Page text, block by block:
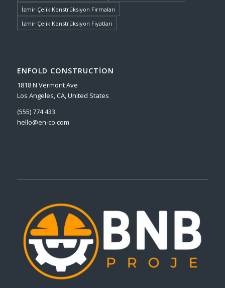
İzmir Çelik Konstrüksiyon Firmaları
İzmir Çelik Konstrüksiyon Fiyatları
ENFOLD CONSTRUCTION
1818 N Vermont Ave
Los Angeles, CA, United States
(555) 774 433
hello@en-co.com